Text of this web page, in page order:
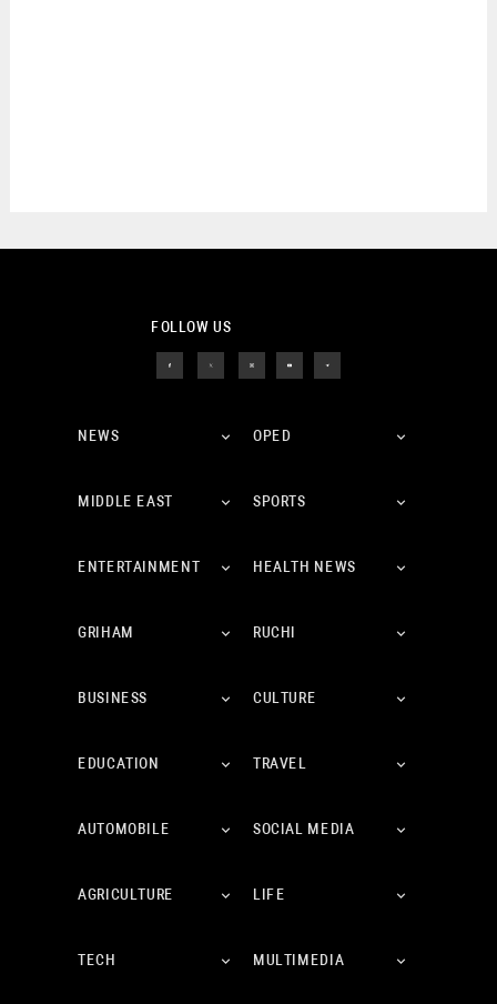
FOLLOW US
NEWS OPED
MIDDLE EAST SPORTS
ENTERTAINMENT HEALTH NEWS
GRIHAM RUCHI
BUSINESS CULTURE
EDUCATION TRAVEL
AUTOMOBILE SOCIAL MEDIA
AGRICULTURE LIFE
TECH MULTIMEDIA